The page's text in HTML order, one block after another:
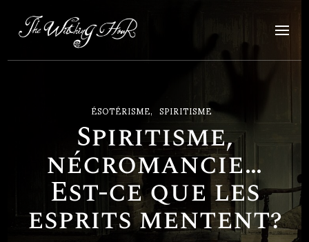
The Witching Hour
Art et artisanat ésotérique
ÉSOTÉRISME SPIRITISME
Spiritisme,
nécromancie…
Est-ce que les
esprits mentent?